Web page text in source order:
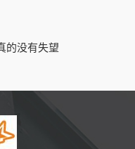
的没有失望